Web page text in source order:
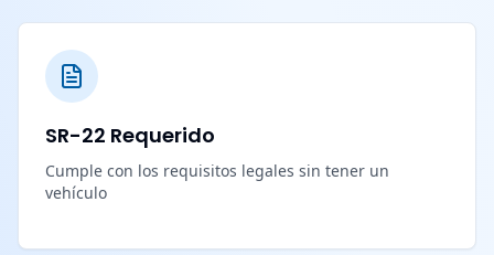
SR-22 Requerido
Cumple con los requisitos legales sin tener un
vehículo